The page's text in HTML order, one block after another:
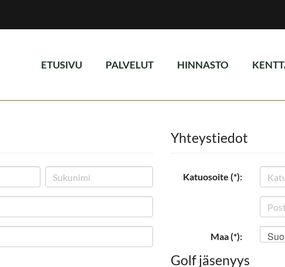
ETUSIVU PALVELUT HINNASTO
Yhteystiedot
Katuosoite (*):
Maa (*):
Golf jäsenyys